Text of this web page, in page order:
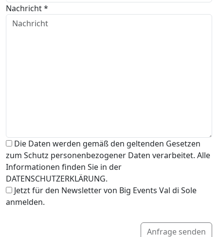
Nachricht *
Die Daten werden gemäß den geltenden Gesetzen
zum Schutz personenbezogener Daten verarbeitet. Alle
Informationen finden Sie in der
DATENSCHUTZERKLÄRUNG.
Jetzt für den Newsletter von Big Events Val di Sole
anmelden.
Anfrage senden